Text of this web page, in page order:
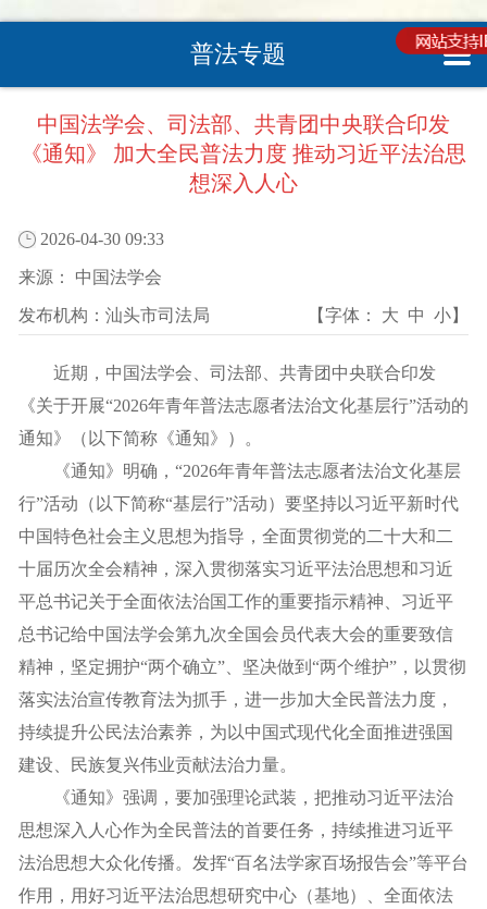
普法专题
首页>普法专栏 普法动态
中国法学会、司法部、共青团中央联合印发
《通知》 加大全民普法力度 推动习近平法治思
想深入人心
2026-04-30 09:33
来源： 中国法学会
发布机构： 汕头市司法局 【字体： 大 中 小】
近期，中国法学会、司法部、共青团中央联合印发
《关于开展“2026年青年普法志愿者法治文化基层行”活动的
通知》（以下简称《通知》）。
《通知》明确，“2026年青年普法志愿者法治文化基层
行”活动（以下简称“基层行”活动）要坚持以习近平新时代
中国特色社会主义思想为指导，全面贯彻党的二十大和二
十届历次全会精神，深入贯彻落实习近平法治思想和习近
平总书记关于全面依法治国工作的重要指示精神、习近平
总书记给中国法学会第九次全国会员代表大会的重要致信
精神，坚定拥护“两个确立”、坚决做到“两个维护”，以贯彻
落实法治宣传教育法为抓手，进一步加大全民普法力度，
持续提升公民法治素养，为以中国式现代化全面推进强国
建设、民族复兴伟业贡献法治力量。
《通知》强调，要加强理论武装，把推动习近平法治
思想深入人心作为全民普法的首要任务，持续推进习近平
法治思想大众化传播。发挥“百名法学家百场报告会”等平台
作用，用好习近平法治思想研究中心（基地）、全面依法